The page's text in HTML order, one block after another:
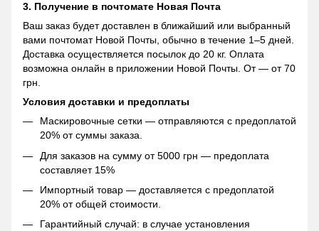
3. Получение в почтомате Новая Почта
Ваш заказ будет доставлен в ближайший или выбранный
вами почтомат Новой Почты, обычно в течение 1–5 дней.
Доставка осуществляется посылок до 20 кг. Оплата
возможна онлайн в приложении Новой Почты. От — от 70
грн.
Условия доставки и предоплаты
Маскировочные сетки — отправляются с предоплатой
20% от суммы заказа.
Для заказов на сумму от 5000 грн — предоплата
составляет 15%
Импортный товар — доставляется с предоплатой
20% от общей стоимости.
Гарантийный случай: в случае установления